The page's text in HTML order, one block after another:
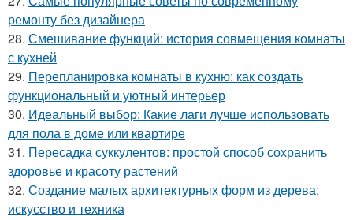
ремонту без дизайнера
28. Смешивание функций: история совмещения комнаты
с кухней
29. Перепланировка комнаты в кухню: как создать
функциональный и уютный интерьер
30. Идеальный выбор: Какие лаги лучше использовать
для пола в доме или квартире
31. Пересадка суккулентов: простой способ сохранить
здоровье и красоту растений
32. Создание малых архитектурных форм из дерева:
искусство и техника